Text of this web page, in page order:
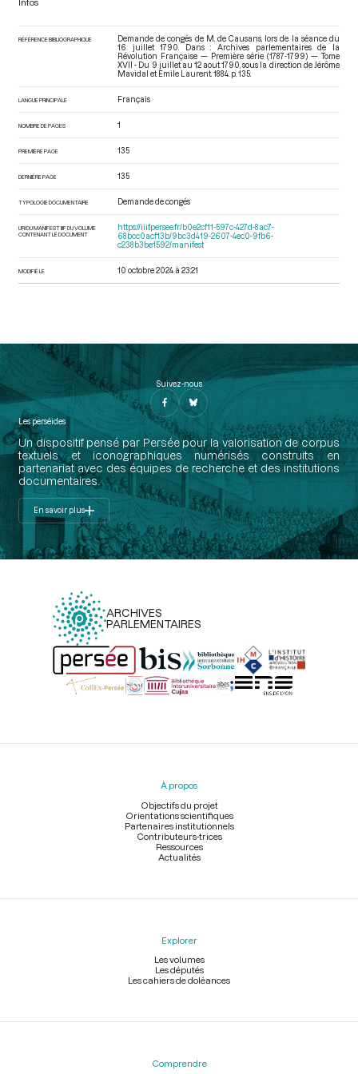
RÉFÉRENCE BIBLIOGRAPHIQUE
Demande de congés de M. de Causans, lors de la séance du
16 juillet 1790. Dans : Archives parlementaires de la
Révolution Française — Première série (1787-1799) — Tome
XVII - Du 9 juillet au 12 aout 1790 , sous la direction de Jérôme
Mavidal et Emile Laurent. 1884. p. 135.
LANGUE PRINCIPALE Français
NOMBRE DE PAGES 1
PREMIÈRE PAGE 135
DERNIÈRE PAGE 135
TYPOLOGIE DOCUMENTAIRE Demande de congés
URI DU MANIFEST IIIF DU VOLUME
CONTENANT LE DOCUMENT
https://iiif.persee.fr/b0e2cf11-597c-427d-8ac7-
68bcc0acf13b/9bc3d419-2607-4ec0-9fb6-
c238b3be1592/manifest
MODIFIÉ LE 10 octobre 2024 à 23:21
Suivez-nous
Les perséides
Un dispositif pensé par Persée pour la valorisation de corpus
textuels et iconographiques numérisés construits en
partenariat avec des équipes de recherche et des institutions
documentaires.
En savoir plus
ARCHIVES
PARLEMENTAIRES
Menu
À propos
Objectifs du projet
Orientations scientifiques
Partenaires institutionnels
Contributeurs-trices
Ressources
Actualités
Explorer
Les volumes
Les députés
Les cahiers de doléances
Comprendre